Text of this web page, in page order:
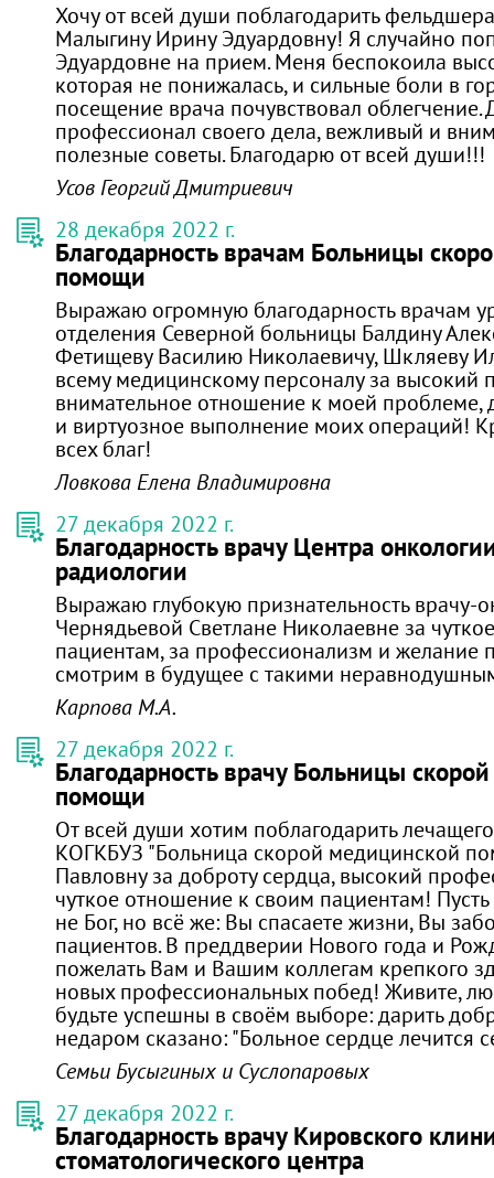
Хочу от всей души поблагодарить
Малыгину Ирину Эдуардовну! Я случайно
Эдуардовне на прием. Меня беспокоила
которая не понижалась, и сильные боли в
посещение врача почувствовал облегчение.
профессионал своего дела, вежливый и
полезные советы. Благодарю от всей души!!!
Усов Георгий Дмитриевич
28 декабря 2022 г.
Благодарность врачам Больницы
помощи
Выражаю огромную благодарность врачам
отделения Северной больницы Балдину
Фетищеву Василию Николаевичу, Шкляеву
всему медицинскому персоналу за высокий
внимательное отношение к моей проблеме,
и виртуозное выполнение моих операций!
всех благ!
Ловкова Елена Владимировна
27 декабря 2022 г.
Благодарность врачу Центра
радиологии
Выражаю глубокую признательность врачу-
Чернядьевой Светлане Николаевне за
пациентам, за профессионализм и желание
смотрим в будущее с такими
Карпова М.А.
27 декабря 2022 г.
Благодарность врачу Больницы
помощи
От всей души хотим поблагодарить
КОГКБУЗ "Больница скорой медицинской
Павловну за доброту сердца, высокий
чуткое отношение к своим пациентам! Пусть
не Бог, но всё же: Вы спасаете жизни, Вы
пациентов. В преддверии Нового года и
пожелать Вам и Вашим коллегам крепкого
новых профессиональных побед! Живите,
будьте успешны в своём выборе: дарить
недаром сказано: "Больное сердце
Семьи Бусыгиных и Суслопаровых
27 декабря 2022 г.
Благодарность врачу Кировского
стоматологического центра